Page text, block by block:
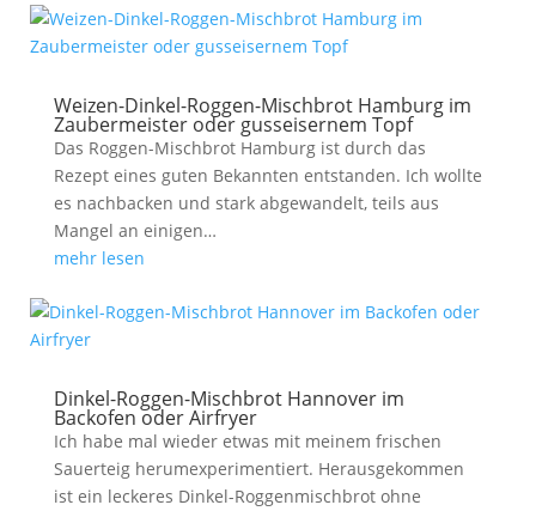
Weizen-Dinkel-Roggen-Mischbrot Hamburg im
Zaubermeister oder gusseisernem Topf
Das Roggen-Mischbrot Hamburg ist durch das
Rezept eines guten Bekannten entstanden. Ich wollte
es nachbacken und stark abgewandelt, teils aus
Mangel an einigen…
mehr lesen
Dinkel-Roggen-Mischbrot Hannover im
Backofen oder Airfryer
Ich habe mal wieder etwas mit meinem frischen
Sauerteig herumexperimentiert. Herausgekommen
ist ein leckeres Dinkel-Roggenmischbrot ohne